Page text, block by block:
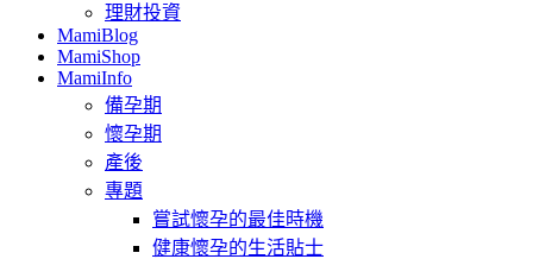
理財投資
MamiBlog
MamiShop
MamiInfo
備孕期
懷孕期
產後
專題
嘗試懷孕的最佳時機
健康懷孕的生活貼士